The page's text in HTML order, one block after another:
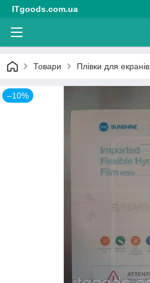
ITgoods.com.ua
Товари Плівки для екранів
–10%